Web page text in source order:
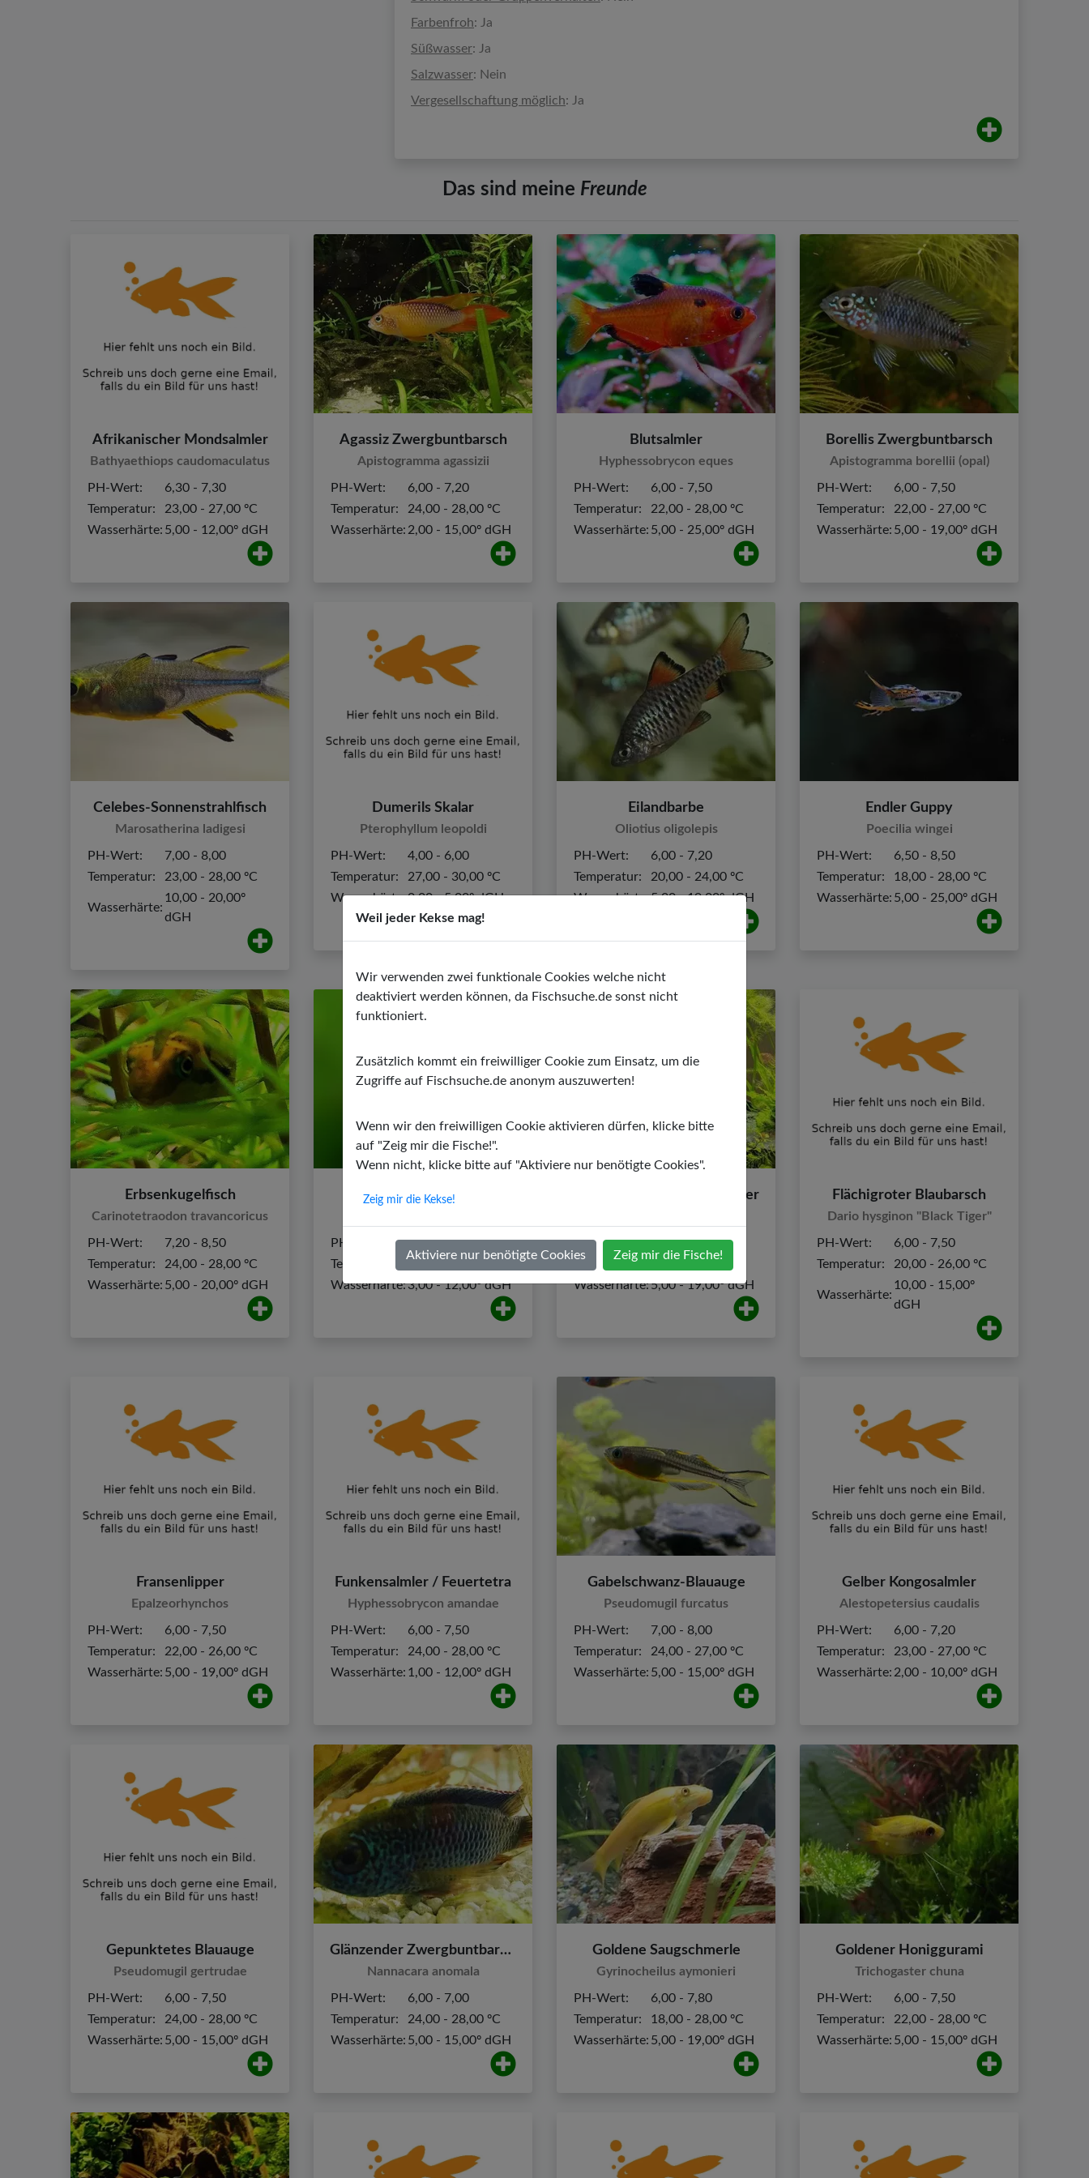
Weil jeder Kekse mag!
Wir verwenden zwei funktionale Cookies welche nicht
deaktiviert werden können, da Fischsuche.de sonst nicht
funktioniert.
Zusätzlich kommt ein freiwilliger Cookie zum Einsatz, um die
Zugriffe auf Fischsuche.de anonym auszuwerten!
Wenn wir den freiwilligen Cookie aktivieren dürfen, klicke bitte
auf "Zeig mir die Fische!".
Wenn nicht, klicke bitte auf "Aktiviere nur benötigte Cookies".
Zeig mir die Kekse!
Aktiviere nur benötigte Cookies Zeig mir die Fische!
Farbenfroh: Ja
Süßwasser: Ja
Salzwasser: Nein
Vergesellschaftung möglich: Ja
Das sind meine Freunde
Afrikanischer Mondsalmler
Bathyaethiops caudomaculatus
PH-Wert:
6,30 - 7,30
Temperatur:
23,00 - 27,00 ºC
Wasserhärte: 5,00 - 12,00º dGH
Agassiz Zwergbuntbarsch
Apistogramma agassizii
PH-Wert:
6,00 - 7,20
Temperatur:
24,00 - 28,00 ºC
Wasserhärte: 2,00 - 15,00º dGH
Blutsalmler
Hyphessobrycon eques
PH-Wert:
6,00 - 7,50
Temperatur:
22,00 - 28,00 ºC
Wasserhärte: 5,00 - 25,00º dGH
Borellis Zwergbuntbarsch
Apistogramma borellii (opal)
PH-Wert:
6,00 - 7,50
Temperatur:
22,00 - 27,00 ºC
Wasserhärte: 5,00 - 19,00º dGH
Celebes-Sonnenstrahlfisch
Marosatherina ladigesi
PH-Wert:
7,00 - 8,00
Temperatur:
23,00 - 28,00 ºC
Wasserhärte:
10,00 - 20,00º
dGH
Dumerils Skalar
Pterophyllum leopoldi
PH-Wert:
4,00 - 6,00
Temperatur:
27,00 - 30,00 ºC
Wasserhärte:0,00 - 5,00º dGH
Eilandbarbe
Oliotius oligolepis
PH-Wert:
6,00 - 7,20
Temperatur:
20,00 - 24,00 ºC
Wasserhärte:5,00 - 19,00º dGH
Endler Guppy
Poecilia wingei
PH-Wert:
6,50 - 8,50
Temperatur:
18,00 - 28,00 ºC
Wasserhärte: 5,00 - 25,00º dGH
Erbsenkugelfisch
Carinotetraodon travancoricus
PH-Wert:
7,20 - 8,50
Temperatur:
24,00 - 28,00 ºC
Wasserhärte: 5,00 - 20,00º dGH
Espes Keilfleckbärbling
PH-Wert:
6,00 - 7,00
Temperatur:
Wasserhärte:3,00 - 12,00º dGH
Feuerschwanz-Fransenlipper
PH-Wert:
6,00 - 7,50
Temperatur:
Wasserhärte:5,00 - 19,00º dGH
Flächigroter Blaubarsch
Dario hysginon "Black Tiger"
PH-Wert:
6,00 - 7,50
Temperatur:
20,00 - 26,00 ºC
Wasserhärte:
10,00 - 15,00º
dGH
Fransenlipper
Epalzeorhynchos
PH-Wert:
6,00 - 7,50
Temperatur:
22,00 - 26,00 ºC
Wasserhärte: 5,00 - 19,00º dGH
Funkensalmler / Feuertetra
Hyphessobrycon amandae
PH-Wert:
6,00 - 7,50
Temperatur:
24,00 - 28,00 ºC
Wasserhärte: 1,00 - 12,00º dGH
Gabelschwanz-Blauauge
Pseudomugil furcatus
PH-Wert:
7,00 - 8,00
Temperatur:
24,00 - 27,00 ºC
Wasserhärte: 5,00 - 15,00º dGH
Gelber Kongosalmler
Alestopetersius caudalis
PH-Wert:
6,00 - 7,20
Temperatur:
23,00 - 27,00 ºC
Wasserhärte: 2,00 - 10,00º dGH
Gepunktetes Blauauge
Pseudomugil gertrudae
PH-Wert:
6,00 - 7,50
Temperatur:
24,00 - 28,00 ºC
Wasserhärte: 5,00 - 15,00º dGH
Glänzender Zwergbuntbarsch
Nannacara anomala
PH-Wert:
6,00 - 7,00
Temperatur:
24,00 - 28,00 ºC
Wasserhärte: 5,00 - 15,00º dGH
Goldene Saugschmerle
Gyrinocheilus aymonieri
PH-Wert:
6,00 - 7,80
Temperatur:
18,00 - 28,00 ºC
Wasserhärte: 5,00 - 19,00º dGH
Goldener Honiggurami
Trichogaster chuna
PH-Wert:
6,00 - 7,50
Temperatur:
22,00 - 28,00 ºC
Wasserhärte: 5,00 - 15,00º dGH